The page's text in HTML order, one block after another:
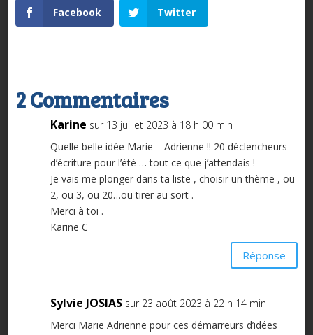
Facebook Twitter
2 Commentaires
Karine sur 13 juillet 2023 à 18 h 00 min
Quelle belle idée Marie – Adrienne !! 20 déclencheurs
d’écriture pour l’été … tout ce que j’attendais !
Je vais me plonger dans ta liste , choisir un thème , ou
2, ou 3, ou 20…ou tirer au sort .
Merci à toi .
Karine C
Réponse
Sylvie JOSIAS sur 23 août 2023 à 22 h 14 min
Merci Marie Adrienne pour ces démarreurs d’idées